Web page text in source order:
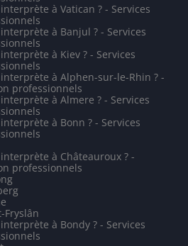
à Vatican ? - Services
à Banjul ? - Services
à Kiev ? - Services
interprète à Alphen-sur-le-Rhin ? -
professionnels
à Almere ? - Services
à Bonn ? - Services
à Châteauroux ? -
professionnels
Fryslân
à Bondy ? - Services